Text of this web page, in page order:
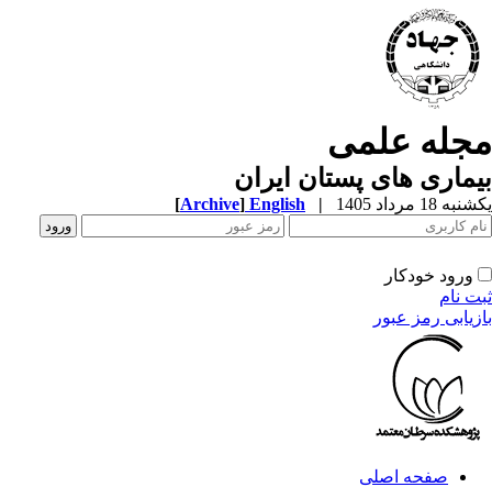
علمی
های پستان ایران
18 مرداد 1405 |
English
[Archive]
ورود خودکار
نام
رمز عبور
صفحه اصلی